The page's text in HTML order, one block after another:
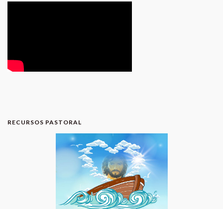
RECURSOS PASTORAL